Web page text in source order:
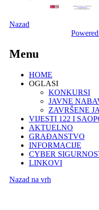
Nazad
Menu
HOME
OGLASI
KONKURSI
JAVNE
ZAVRŠENE
VIJESTI 122 I
AKTUELNO
GRAĐANSTVO
INFORMACIJE
CYBER
LINKOVI
Nazad na vrh